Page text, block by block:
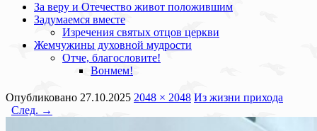
За веру и Отечество живот положившим
Задумаемся вместе
Изречения святых отцов церкви
Жемчужины духовной мудрости
Отче, благословите!
Вонмем!
Опубликовано 27.10.2025 2048 × 2048 Из жизни прихода
След. →